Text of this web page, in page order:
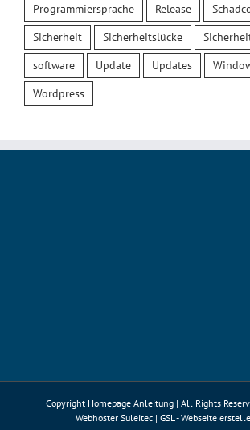
Programmiersprache
Release
Sicherheit
Sicherheitslücke
software
Update Updates
Wordpress
Copyright Homepage Anleitung | All Rights
Webhoster Suleitec| GSL - Webseite